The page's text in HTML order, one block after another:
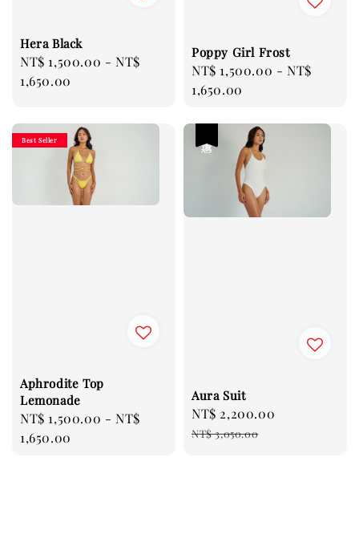
Hera Black
Regular
price
NT$ 1,500.00 -NT$
1,650.00
Poppy Girl Frost
Regular
price
NT$ 1,500.00 -NT$
1,650.00
Best Seller
Aphrodite Top
Lemonade
Regular
price
NT$ 1,500.00 -NT$
1,650.00
Aura Suit
Sale
price
NT$ 2,200.00
NT$ 3,050.00